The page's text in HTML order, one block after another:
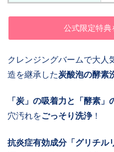
公式限定特典
クレンジングバームで大人
造を継承した炭酸泡の酵素
「炭」の吸着力と「酵素」
穴汚れをごっそり洗浄！
抗炎症有効成分「グリチル